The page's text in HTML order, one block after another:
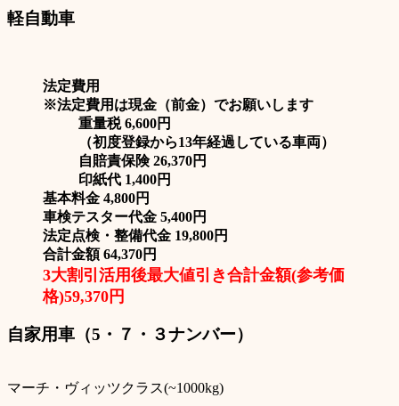
軽自動車
法定費用
※法定費用は現金（前金）でお願いします
重量税 6,600円
（初度登録から13年経過している車両）
自賠責保険 26,370円
印紙代 1,400円
基本料金 4,800円
車検テスター代金 5,400円
法定点検・整備代金 19,800円
合計金額 64,370円
3大割引活用後最大値引き合計金額(参考価
格)59,370円
自家用車（5・７・３ナンバー）
マーチ・ヴィッツクラス(~1000kg)